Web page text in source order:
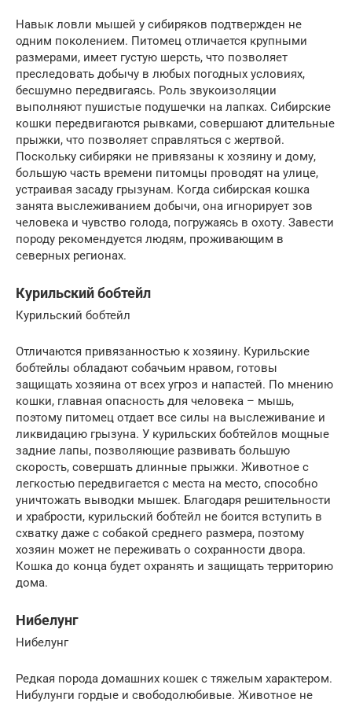
Навык ловли мышей у сибиряков подтвержден не
одним поколением. Питомец отличается крупными
размерами, имеет густую шерсть, что позволяет
преследовать добычу в любых погодных условиях,
бесшумно передвигаясь. Роль звукоизоляции
выполняют пушистые подушечки на лапках. Сибирские
кошки передвигаются рывками, совершают длительные
прыжки, что позволяет справляться с жертвой.
Поскольку сибиряки не привязаны к хозяину и дому,
большую часть времени питомцы проводят на улице,
устраивая засаду грызунам. Когда сибирская кошка
занята выслеживанием добычи, она игнорирует зов
человека и чувство голода, погружаясь в охоту. Завести
породу рекомендуется людям, проживающим в
северных регионах.
Курильский бобтейл
Курильский бобтейл
Отличаются привязанностью к хозяину. Курильские
бобтейлы обладают собачьим нравом, готовы
защищать хозяина от всех угроз и напастей. По мнению
кошки, главная опасность для человека – мышь,
поэтому питомец отдает все силы на выслеживание и
ликвидацию грызуна. У курильских бобтейлов мощные
задние лапы, позволяющие развивать большую
скорость, совершать длинные прыжки. Животное с
легкостью передвигается с места на место, способно
уничтожать выводки мышек. Благодаря решительности
и храбрости, курильский бобтейл не боится вступить в
схватку даже с собакой среднего размера, поэтому
хозяин может не переживать о сохранности двора.
Кошка до конца будет охранять и защищать территорию
дома.
Нибелунг
Нибелунг
Редкая порода домашних кошек с тяжелым характером.
Нибулунги гордые и свободолюбивые. Животное не